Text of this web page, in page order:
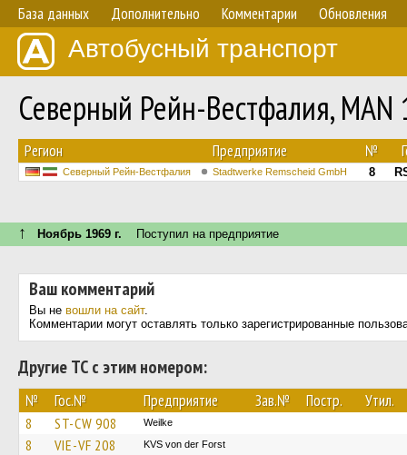
База данных Дополнительно Комментарии Обновления
Автобусный транспорт
Северный Рейн-Вестфалия,
Регион Предприятие №
Северный Рейн-Вестфалия Stadtwerke Remscheid GmbH 8
↑ Ноябрь 1969 г. Поступил на предприятие
Ваш комментарий
Вы не вошли на сайт.
Комментарии могут оставлять только зарегистрированные
Другие ТС с этим номером:
№ Гос.№ Предприятие Зав.№ Постр. Утил.
8 ST-CW 908 Weilke
8 VIE-VF 208 KVS von der Forst